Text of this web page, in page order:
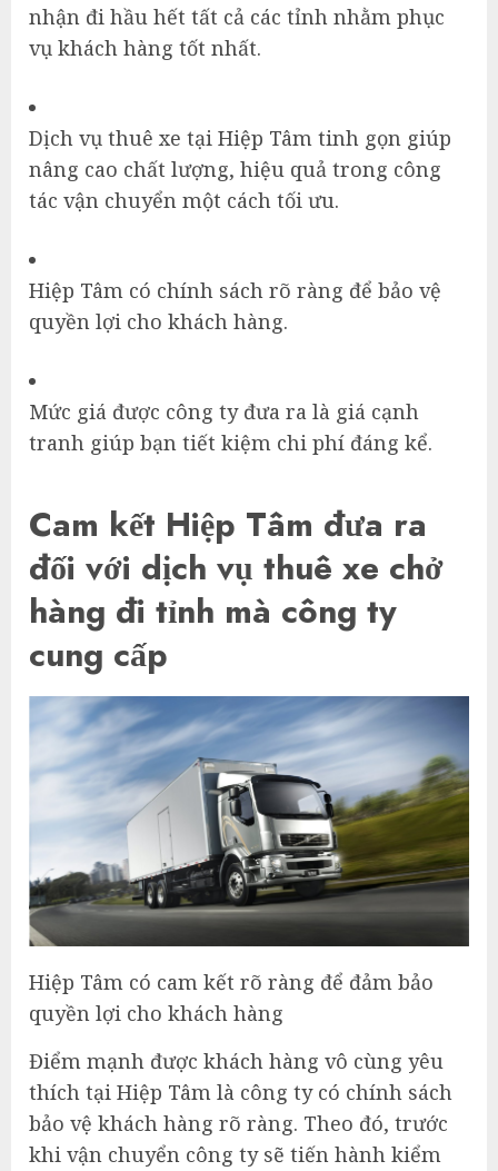
nhận đi hầu hết tất cả các tỉnh nhằm phục
vụ khách hàng tốt nhất.
Dịch vụ thuê xe tại Hiệp Tâm tinh gọn giúp
nâng cao chất lượng, hiệu quả trong công
tác vận chuyển một cách tối ưu.
Hiệp Tâm có chính sách rõ ràng để bảo vệ
quyền lợi cho khách hàng.
Mức giá được công ty đưa ra là giá cạnh
tranh giúp bạn tiết kiệm chi phí đáng kể.
Cam kết Hiệp Tâm đưa ra
đối với dịch vụ thuê xe chở
hàng đi tỉnh mà công ty
cung cấp
Hiệp Tâm có cam kết rõ ràng để đảm bảo
quyền lợi cho khách hàng
Điểm mạnh được khách hàng vô cùng yêu
thích tại Hiệp Tâm là công ty có chính sách
bảo vệ khách hàng rõ ràng. Theo đó, trước
khi vận chuyển công ty sẽ tiến hành kiểm